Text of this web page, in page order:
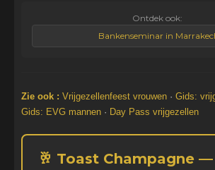
Ontdek ook:
Bankenseminar in
Zie ook : Vrijgezellenfeest vrouwen · Gids:
Gids: EVG mannen · Day Pass vrijgezellen
🥂 Toast Champagne